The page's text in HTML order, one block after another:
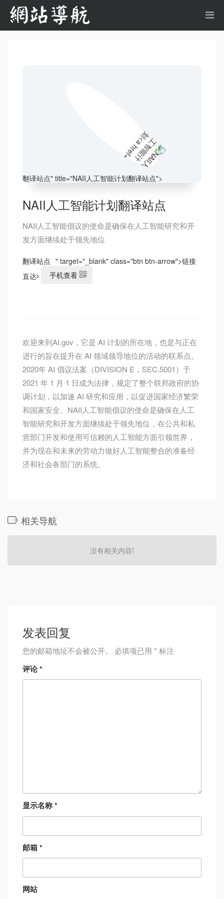
翻译站点" title="NAII人工智能计划翻译站点">
NAII人工智能计划翻译站点
NAII人工智能倡议的使命是确保在人工智能研究和开
发方面继续处于领先地位
翻译站点 " target="_blank" class="btn btn-arrow">链接
直达
手机查看
欢迎来到AI.gov，它是 AI 计划的所在地，也是与正在
进行的旨在提升在 AI 领域领导地位的活动的联系点。
2020年 AI 倡议法案（DIVISION E，SEC.5001）于
2021 年 1 月 1 日成为法律，规定了整个联邦政府的协
调计划，以加速 AI 研究和应用，以促进国家经济繁荣
和国家安全。NAII人工智能倡议的使命是确保在人工
智能研究和开发方面继续处于领先地位，在公共和私
营部门开发和使用可信赖的人工智能方面引领世界，
并为现在和未来的劳动力做好人工智能整合的准备经
济和社会各部门的系统。
相关导航
没有相关内容!
发表回复
您的邮箱地址不会被公开。 必填项已用 * 标注
评论*
显示名称*
邮箱*
网站